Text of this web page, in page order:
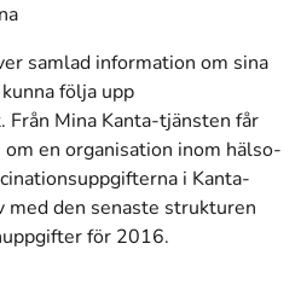
samlad information om sina
följa upp
Från Mina Kanta-tjänsten får
en organisation inom hälso-
i Kanta-
den senaste strukturen
för 2016.